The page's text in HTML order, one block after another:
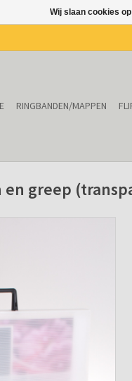
RINGBANDEN/MAPPEN
en greep
Wij slaan cookies